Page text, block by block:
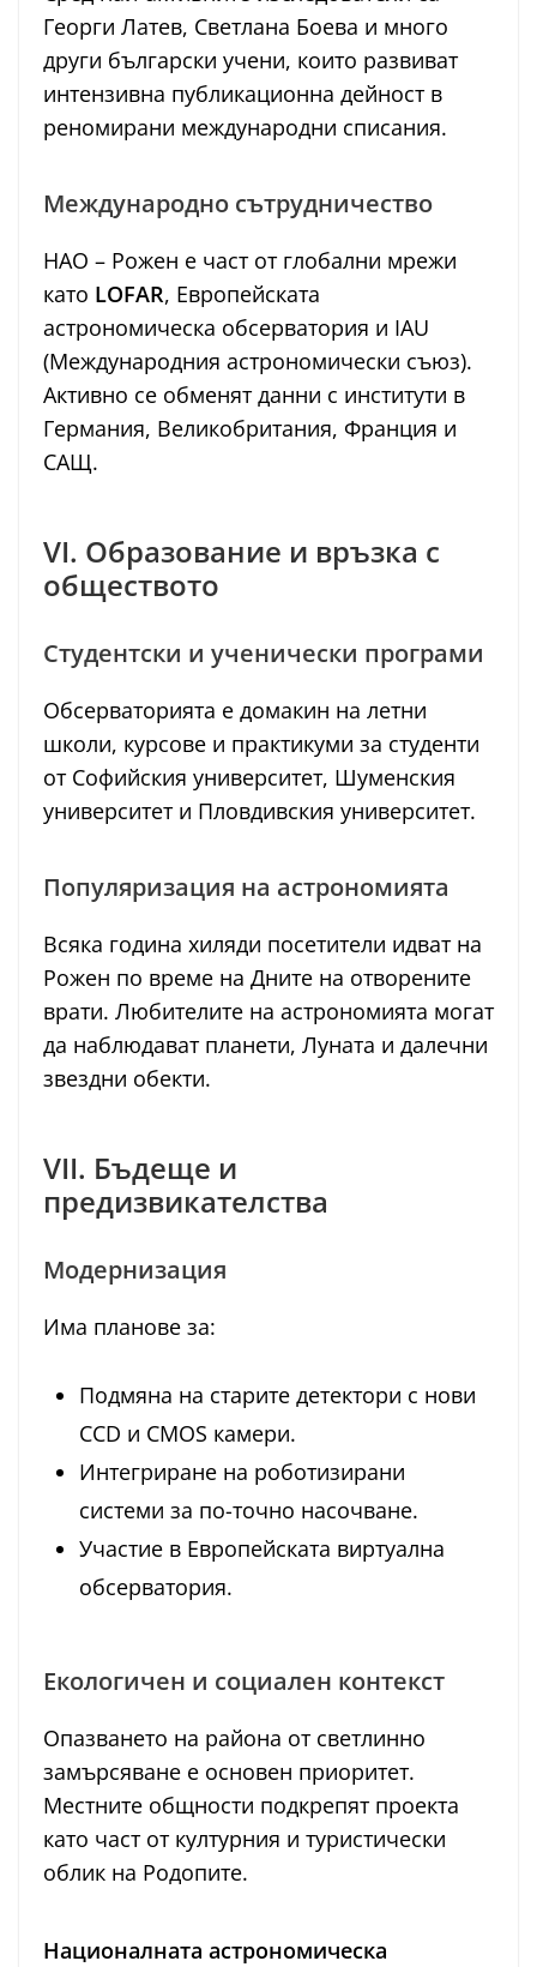
Георги Латев, Светлана Боева и много
други български учени, които развиват
интензивна публикационна дейност в
реномирани международни списания.
Международно сътрудничество
НАО – Рожен е част от глобални мрежи
като LOFAR, Европейската
астрономическа обсерватория и IAU
(Международния астрономически съюз).
Активно се обменят данни с институти в
Германия, Великобритания, Франция и
САЩ.
VI. Образование и връзка с
обществото
Студентски и ученически програми
Обсерваторията е домакин на летни
школи, курсове и практикуми за студенти
от Софийския университет, Шуменския
университет и Пловдивския университет.
Популяризация на астрономията
Всяка година хиляди посетители идват на
Рожен по време на Дните на отворените
врати. Любителите на астрономията могат
да наблюдават планети, Луната и далечни
звездни обекти.
VII. Бъдеще и
предизвикателства
Модернизация
Има планове за:
Подмяна на старите детектори с нови
CCD и CMOS камери.
Интегриране на роботизирани
системи за по-точно насочване.
Участие в Европейската виртуална
обсерватория.
Екологичен и социален контекст
Опазването на района от светлинно
замърсяване е основен приоритет.
Местните общности подкрепят проекта
като част от културния и туристически
облик на Родопите.
Националната астрономическа